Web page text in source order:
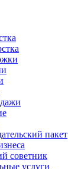
пакет
советник
услуги